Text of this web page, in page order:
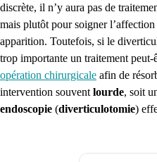
discrète, il n’y aura pas de
mais plutôt pour soigner l’affection
apparition. Toutefois, si le
trop importante un traitement peut-
opération chirurgicale afin de
intervention souvent lourde, soit
endoscopie (diverticulotomie)